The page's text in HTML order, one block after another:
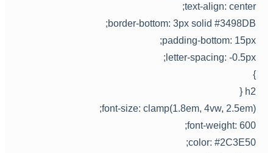
text-align: center;
border-bottom: 3px solid #3498DB;
padding-bottom: 15px;
letter-spacing: -0.5px;
font-size: clamp(1.8em, 4vw, 2.5em);
font-weight: 600;
color: #2C3E50;